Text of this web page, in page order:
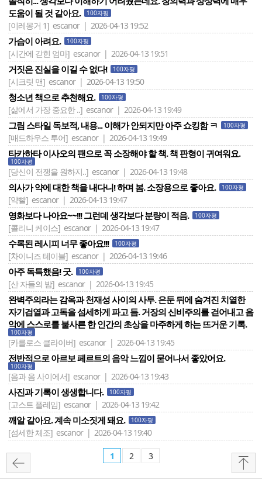
도움이 될 것 같아요.
100자평
[이레몽거 1] escanor | 2026-04-13 19:52
가슴이 아려요. 100자평
[시간에 갇힌 엄마] escanor | 2026-04-13 19:51
거짓은 진실을 이길 수 없다! 100자평
[시크릿 맨] escanor | 2026-04-13 19:50
청소년 책으로 추천해요. 100자평
[삶에서 가장 중요한 ..] escanor | 2026-04-13 19:49
그림 스타일 독보적, 내용... 이해가 안되지만 아주 쇼킹함 ㅋ 100자평
[매드하우스 투어] escanor | 2026-04-13 19:49
타카하타 이사오의 팬으로 꼭 소장해야 할 책. 책 판형이 귀여워요.
100자평
[당신이 전쟁을 원하지..] escanor | 2026-04-13 19:48
의사가 약에 대한 책을 내다니! 하며 봄. 소장용으로 좋아요. 100자평
[약빨] escanor | 2026-04-13 19:47
영화보다 나아요~~!!! 그런데 생각보다 분량이 적음. 100자평
[콜리니 케이스] escanor | 2026-04-13 19:47
수록된 레시피 너무 좋아요!!! 100자평
[차이니즈 테이블] escanor | 2026-04-13 19:46
아주 독특했음! 굿. 100자평
[산 자들의 밤] escanor | 2026-04-13 19:45
완벽주의라는 감옥과 천재성 사이의 사투. 은둔 뒤에 숨겨진 치열한
자기검열과 고독을 섬세하게 파고 듬. 거장의 신비주의를 걷어내고 음
악에 스스로를 불사른 한 인간의 초상을 마주하게 하는 뜨거운 기록.
100자평
[카를로스 클라이버] escanor | 2026-04-13 19:45
전반적으로 아르보 페르트의 음악 느낌이 묻어나서 좋았어요.
100자평
[음과 음 사이에서] escanor | 2026-04-13 19:43
사진과 기록이 생생합니다. 100자평
[고스트 플레임] escanor | 2026-04-13 19:42
깨알 같아요. 계속 미소짓게 돼요. 100자평
[섬세한 체조] escanor | 2026-04-13 19:40
1 2 3